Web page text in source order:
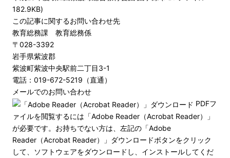
182.9KB)
この記事に関するお問い合わせ先
教育総務課 教育総務係
〒028-3392
岩手県紫波郡
紫波町紫波中央駅前二丁目3-1
電話：019-672-5219（直通）
メールでのお問い合わせ
PDFフ
ァイルを閲覧するには「Adobe Reader（Acrobat Reader）」
が必要です。お持ちでない方は、左記の「Adobe
Reader（Acrobat Reader）」ダウンロードボタンをクリック
して、ソフトウェアをダウンロードし、インストールしてくだ